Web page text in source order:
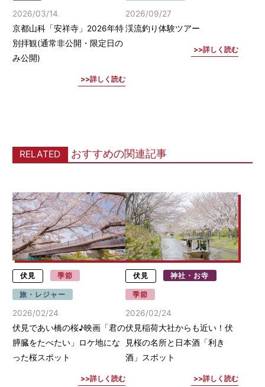
2026/03/14
京都山科「安祥寺」2026年特
別拝観(通常非公開・限定日の
み公開)
詳しく読む
2026/09/27
渓流釣り体験ツアー
詳しく読む
RELATED おすすめの関連記事
伏見 季節
旅・レジャー
2026/02/24
伏見であい橋の桜♪映画「君の
膵臓をたべたい」ロケ地にな
った桜スポット
詳しく読む
伏見 神社・お寺
季節
2026/02/24
伏見稲荷大社からも近い！伏
見桜の名所と日本酒「利き
酒」スポット
詳しく読む